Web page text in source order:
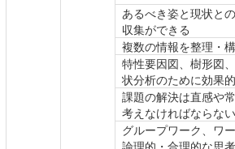
あるべき姿と現状と
収集ができる
複数の情報を整理・
特性要因図、樹形図
状分析のために効果
課題の解決は直感や
考えなければならな
グループワーク、ワ
論理的・合理的な思